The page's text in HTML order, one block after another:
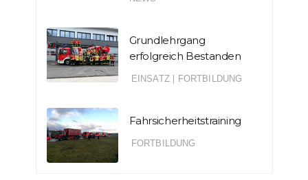
Grundlehrgang
erfolgreich Bestanden
EINSATZ FORTBILDUNG
Fahrsicherheitstraining
FORTBILDUNG